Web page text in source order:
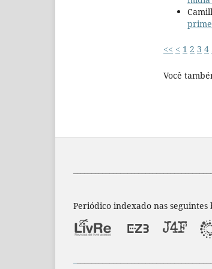
<< < 1 2 3 4
Você
Periódico indexado nas seguintes